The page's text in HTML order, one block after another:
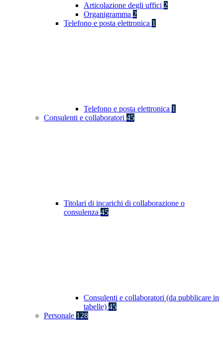
Articolazione degli uffici 2
Organigramma 2
Telefono e posta elettronica 1
Telefono e posta elettronica 1
Consulenti e collaboratori 45
Titolari di incarichi di collaborazione o
consulenza 45
Consulenti e collaboratori (da pubblicare in
tabelle) 45
Personale 128